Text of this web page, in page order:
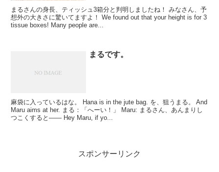
まるさんの身長、ティッシュ3箱分と判明しましたね！ みなさん、予
想外の大きさに驚いてますよ！ We found out that your height is for 3
tissue boxes! Many people are...
まるです。
麻袋に入っているはな。 Hana is in the jute bag. を、狙うまる。 And
Maru aims at her. まる：「へーい！」 Maru: まるさん、あんまりし
つこくすると―― Hey Maru, if yo...
スポンサーリンク